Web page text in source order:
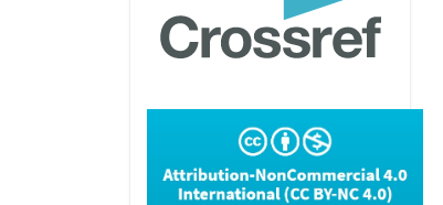
https://dergipark.org.tr/tr/pub/teke
TR DIZIN 2020 Etik Kriterleri kapsamında,
dergimize 2020 yılında gönderilen ve
gönderilecek olan yayınlar için Etik Kurul